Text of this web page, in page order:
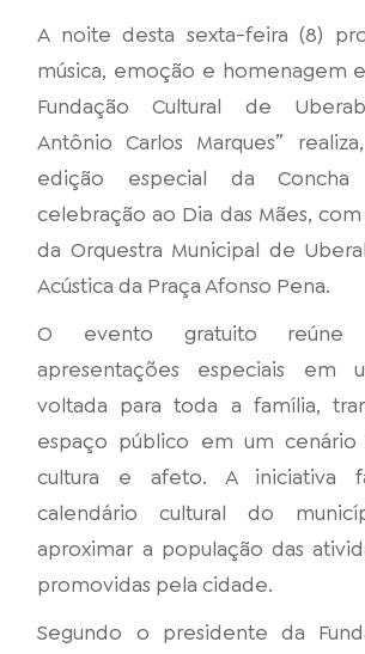
A noite desta sexta-feira (8)
música, emoção e homenagem
Fundação Cultural de
Antônio Carlos Marques”
edição especial da Concha
celebração ao Dia das Mães,
da Orquestra Municipal de
Acústica da Praça Afonso Pena.
O evento gratuito reúne
apresentações especiais em
voltada para toda a família,
espaço público em um
cultura e afeto. A iniciativa
calendário cultural do
aproximar a população das
promovidas pela cidade.
Segundo o presidente da